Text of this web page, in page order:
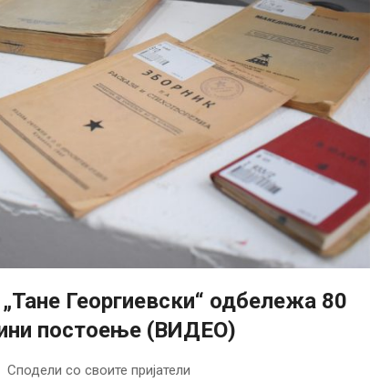
Георгиевски“ одбележа 80
постоење (ВИДЕО)
Сподели со своите пријатели